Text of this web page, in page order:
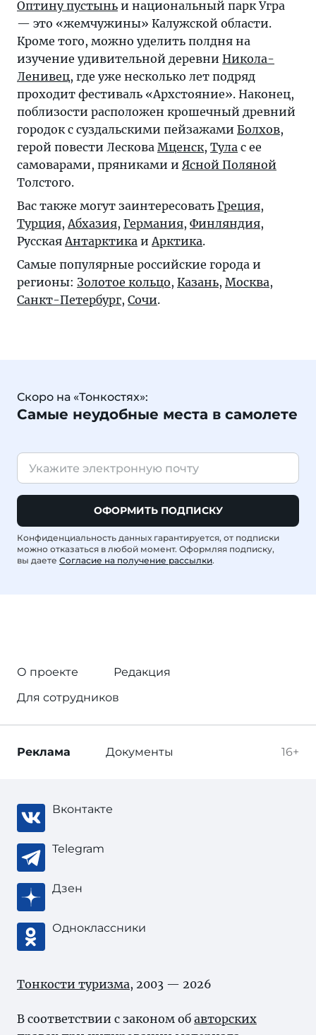
Оптину пустынь и национальный парк Угра
— это «жемчужины» Калужской области.
Кроме того, можно уделить полдня на
изучение удивительной деревни Никола-
Ленивец, где уже несколько лет подряд
проходит фестиваль «Архстояние». Наконец,
поблизости расположен крошечный древний
городок c суздальскими пейзажами Болхов,
герой повести Лескова Мценск, Тула с ее
самоварами, пряниками и Ясной Поляной
Толстого.
Вас также могут заинтересовать Греция,
Турция,Абхазия, Германия, Финляндия,
РусскаяАнтарктика иАрктика.
Самые популярные российские города и
регионы: Золотое кольцо, Казань, Москва,
Санкт-Петербург, Сочи.
Скоро на «Тонкостях»:
Самые неудобные места в самолете
ОФОРМИТЬ ПОДПИСКУ
Конфиденциальность данных гарантируется, от подписки
можно отказаться в любой момент. Оформляя подписку,
вы даете Согласие на получение рассылки.
О проекте
Редакция
Для сотрудников
16+
Реклама Документы
Вконтакте
Telegram
Дзен
Одноклассники
Тонкости туризма, 2003 — 2026
В соответствии с законом об авторских